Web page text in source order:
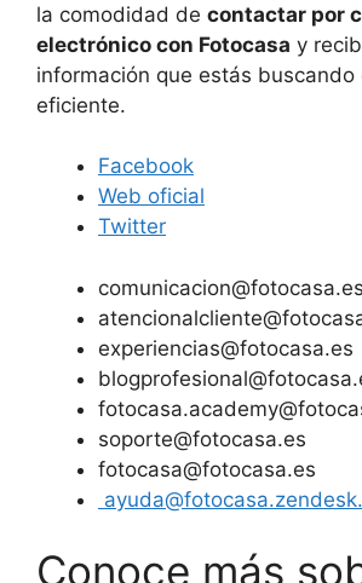
la comodidad de contactar por
electrónico con Fotocasa y
información que estás buscando
eficiente.
Facebook
Web oficial
Twitter
comunicacion@fotocasa.es
experiencias@fotocasa.es
soporte@fotocasa.es
fotocasa@fotocasa.es
Conoce más